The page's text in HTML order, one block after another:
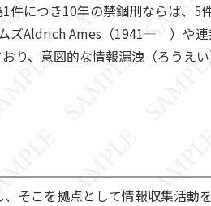
件につき10年の禁錮刑ならば、5
ズAldrich Ames（1941― ）や
、意図的な情報漏洩（ろうえ
そこを拠点として情報収集活動